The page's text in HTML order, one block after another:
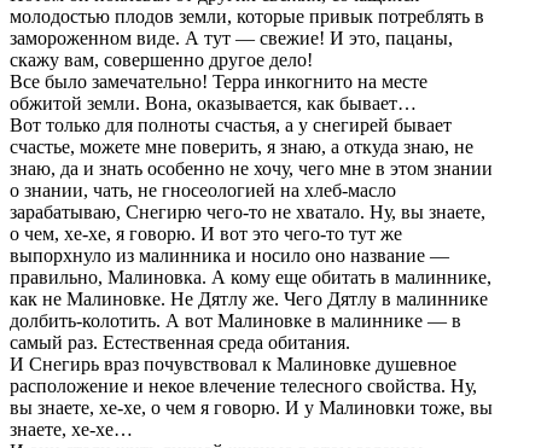
молодостью плодов земли, которые привык потреблять в
замороженном виде. А тут — свежие! И это, пацаны,
скажу вам, совершенно другое дело!
Все было замечательно! Терра инкогнито на месте
обжитой земли. Вона, оказывается, как бывает…
Вот только для полноты счастья, а у снегирей бывает
счастье, можете мне поверить, я знаю, а откуда знаю, не
знаю, да и знать особенно не хочу, чего мне в этом знании
о знании, чать, не гносеологией на хлеб-масло
зарабатываю, Снегирю чего-то не хватало. Ну, вы знаете,
о чем, хе-хе, я говорю. И вот это чего-то тут же
выпорхнуло из малинника и носило оно название —
правильно, Малиновка. А кому еще обитать в малиннике,
как не Малиновке. Не Дятлу же. Чего Дятлу в малиннике
долбить-колотить. А вот Малиновке в малиннике — в
самый раз. Естественная среда обитания.
И Снегирь враз почувствовал к Малиновке душевное
расположение и некое влечение телесного свойства. Ну,
вы знаете, хе-хе, о чем я говорю. И у Малиновки тоже, вы
знаете, хе-хе…